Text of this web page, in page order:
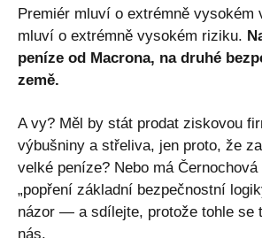
Premiér mluví o extrémně vysokém
mluví o extrémně vysokém riziku.
peníze od Macrona, na druhé
země.
A vy? Měl by stát prodat ziskovou
výbušniny a střeliva, jen proto, že
velké peníze? Nebo má
„popření základní bezpečnostní
názor — a sdílejte, protože tohle se
nás.